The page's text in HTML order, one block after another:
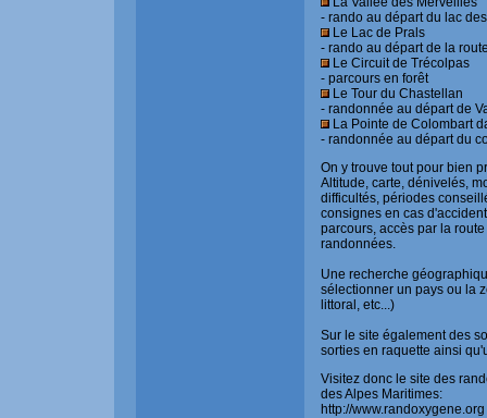
- rando au départ du lac
Le Lac de Prals
- rando au départ de la
Le Circuit de Trécolpas
- parcours en forêt
Le Tour du Chastellan
- randonnée au départ de
La Pointe de Colombart
- randonnée au départ du
On y trouve tout pour bien
Altitude, carte, dénivelés,
difficultés, périodes
consignes en cas
parcours, accès par la
randonnées.
Une recherche
sélectionner un pays ou la
littoral, etc...)
Sur le site également des
sorties en raquette ainsi
Visitez donc le site des
des Alpes Maritimes:
http://www.randoxygene.org